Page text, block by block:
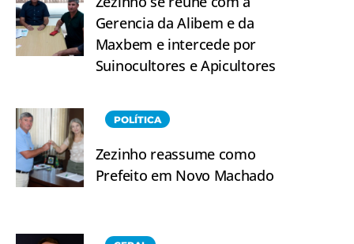
Gerencia da Alibem e da
Maxbem e intercede por
Suinocultores e Apicultores
POLÍTICA
Zezinho reassume como
Prefeito em Novo Machado